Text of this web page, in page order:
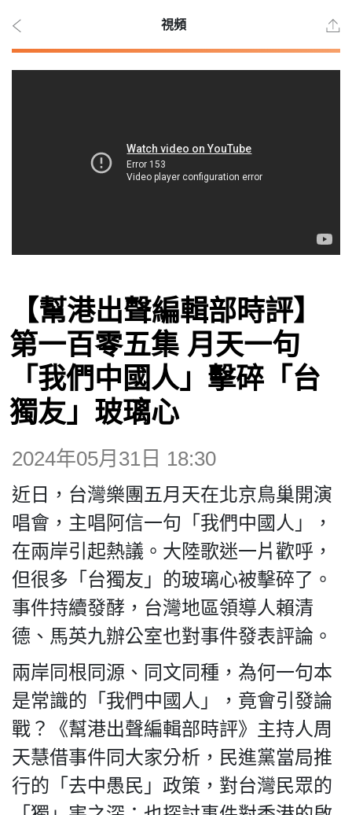
時事
觀點
博客
投票
視頻
昔日
系列
活動
關於我們
我們的立場
視頻
【幫港出聲編輯部時評】
第一百零五集 月天一句
「我們中國人」擊碎「台
獨友」玻璃心
2024年05月31日 18:30
近日，台灣樂團五月天在北京鳥巢開演
唱會，主唱阿信一句「我們中國人」，
在兩岸引起熱議。大陸歌迷一片歡呼，
但很多「台獨友」的玻璃心被擊碎了。
事件持續發酵，台灣地區領導人賴清
德、馬英九辦公室也對事件發表評論。
兩岸同根同源、同文同種，為何一句本
是常識的「我們中國人」，竟會引發論
戰？《幫港出聲編輯部時評》主持人周
天慧借事件同大家分析，民進黨當局推
行的「去中愚民」政策，對台灣民眾的